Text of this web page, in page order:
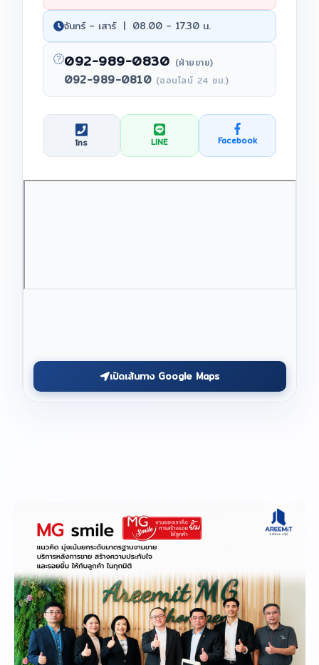
จันทร์ – เสาร์ | 08.00 – 17.30 น.
092-989-0830 (ฝ่ายขาย)
092-989-0810 (ออนไลน์ 24 ชม.)
โทร LINE Facebook
เปิดเส้นทาง Google Maps